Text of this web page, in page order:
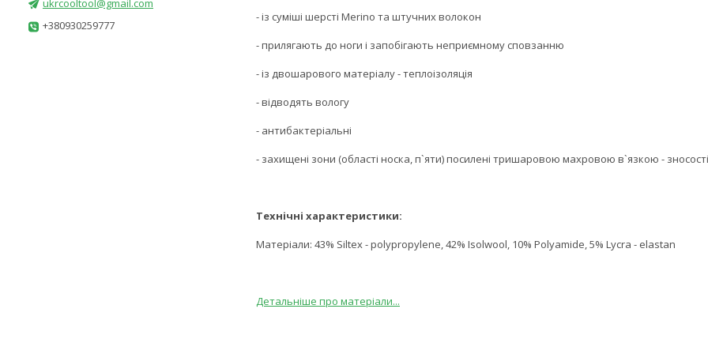
- із суміші шерсті Merino та штучних волокон
- прилягають до ноги і запобігають неприємному сповзанню
- із двошарового матеріалу - теплоізоляція
- відводять вологу
- антибактеріальні
- захищені зони (області носка, п`яти) посилені тришаровою махровою в`язкою -
Технічні характеристики:
Матеріали: 43% Siltex - polypropylene, 42% Isolwool, 10% Polyamide, 5% Lycra - elastan
Детальніше про матеріали...
+380930259777